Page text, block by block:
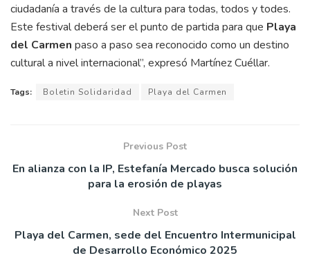
ciudadanía a través de la cultura para todas, todos y todes.
Este festival deberá ser el punto de partida para que Playa
del Carmen paso a paso sea reconocido como un destino
cultural a nivel internacional”, expresó Martínez Cuéllar.
Tags: Boletin Solidaridad Playa del Carmen
Previous Post
En alianza con la IP, Estefanía Mercado busca solución
para la erosión de playas
Next Post
Playa del Carmen, sede del Encuentro Intermunicipal
de Desarrollo Económico 2025